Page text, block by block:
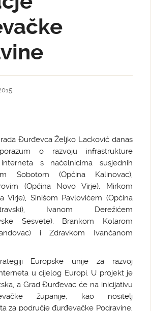
Đurđevca Željko Lacković danas
o razvoju infrastrukture
interneta s načelnicima susjednih
Sobotom (Općina Kalinovac),
(Općina Novo Virje), Mirkom
Virje), Sinišom Pavlovićem (Općina
Ivanom Derežićem
Sesvete), Brankom Kolarom
i Zdravkom Ivančanom
Europske unije za razvoj
u cijelog Europi. U projekt je
a Grad Đurđevac će na inicijativu
županije, kao nositelj
za područje đurđevačke Podravine,